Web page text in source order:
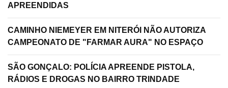
APREENDIDAS
CAMINHO NIEMEYER EM NITERÓI NÃO AUTORIZA
CAMPEONATO DE "FARMAR AURA" NO ESPAÇO
SÃO GONÇALO: POLÍCIA APREENDE PISTOLA,
RÁDIOS E DROGAS NO BAIRRO TRINDADE